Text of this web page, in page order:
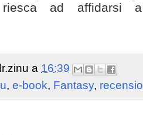
riesca ad affidarsi
a 16:39
, e-book, Fantasy,